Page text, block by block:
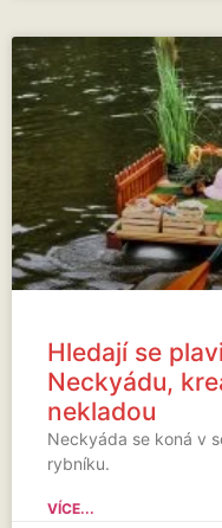
Hledají se
Neckyádu,
nekladou
Neckyáda se koná v
rybníku.
VÍCE...